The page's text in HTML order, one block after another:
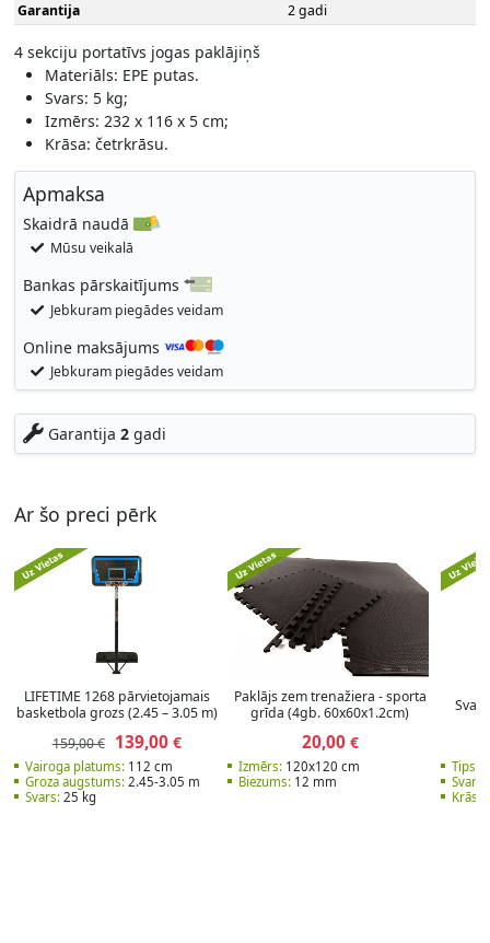
Garantija
2 gadi
4 sekciju portatīvs jogas paklājiņš
Materiāls: EPE putas.
Svars: 5 kg;
Izmērs: 232 x 116 x 5 cm;
Krāsa: četrkrāsu.
Apmaksa
Skaidrā naudā
Mūsu veikalā
Bankas pārskaitījums
Jebkuram piegādes veidam
Online maksājums
Jebkuram piegādes veidam
Garantija 2gadi
Ar šo preci pērk
LIFETIME 1268 pārvietojamais
basketbola grozs (2.45 – 3.05 m)
159,00 €
139,00€
Vairoga platums:112 cm
Groza augstums:2.45-3.05 m
Svars:25 kg
Paklājs zem trenažiera - sporta
grīda (4gb. 60x60x1.2cm)
20,00€
Izmērs:120x120 cm
Biezums:12 mm
Tips:
Svars:
Krāsa: